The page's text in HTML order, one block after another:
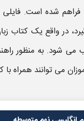
فراهم شده است.
در واقع یک کتاب
شود. به منظور
می توانند همراه